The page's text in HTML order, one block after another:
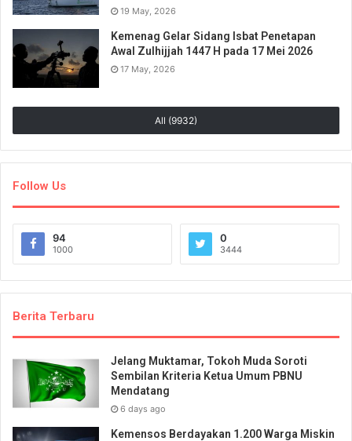
19 May, 2026
Kemenag Gelar Sidang Isbat Penetapan
Awal Zulhijjah 1447 H pada 17 Mei 2026
17 May, 2026
All (9932)
Follow Us
94
1000
0
3444
Berita Terbaru
Jelang Muktamar, Tokoh Muda Soroti
Sembilan Kriteria Ketua Umum PBNU
Mendatang
6 days ago
Kemensos Berdayakan 1.200 Warga Miskin